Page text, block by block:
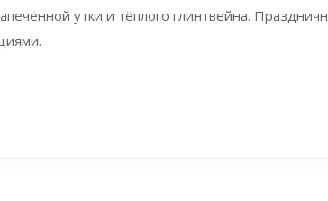
утки и тёплого глинтвейна.